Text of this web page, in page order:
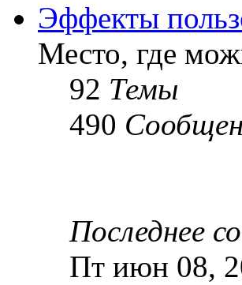
Эффекты
Место, где
92 Темы
490
Последнее
Пт июн 08,